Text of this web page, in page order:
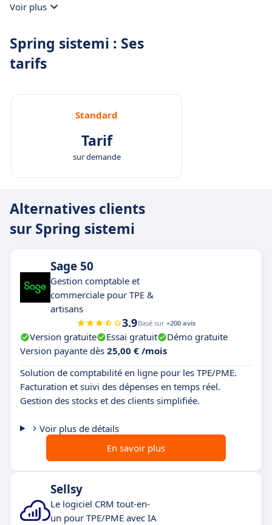
Voir plus
Spring sistemi : Ses
tarifs
Standard
Tarif
sur demande
Alternatives clients
sur Spring sistemi
Sage 50
Gestion comptable et
commerciale pour TPE &
artisans
3.9Basé sur +200 avis
Version gratuite Essai gratuit
Démo gratuite
Version payante dès 25,00 € /mois
Solution de comptabilité en ligne pour les TPE/PME.
Facturation et suivi des dépenses en temps réel.
Gestion des stocks et des clients simplifiée.
Voir plus de détails
En savoir plus
Sellsy
Le logiciel CRM tout-en-
un pour TPE/PME avec IA